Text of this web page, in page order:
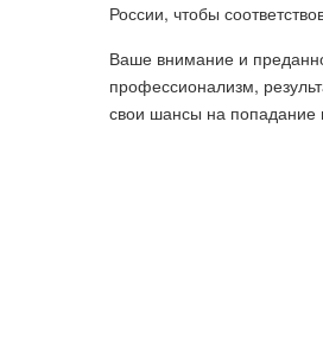
России, чтобы
Ваше внимание и
профессионализм,
свои шансы на попадание